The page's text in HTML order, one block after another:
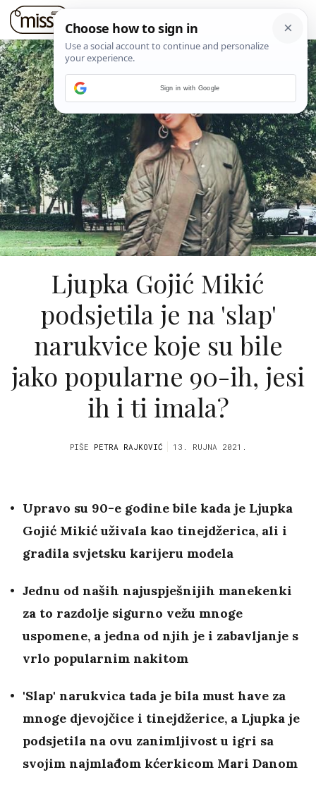
Ljupka Gojić Mikić
podsjetila je na 'slap'
narukvice koje su bile
jako popularne 90-ih, jesi
ih i ti imala?
PIŠE PETRA RAJKOVIĆ 13. RUJNA 2021.
Upravo su 90-e godine bile kada je Ljupka
Gojić Mikić uživala kao tinejdžerica, ali i
gradila svjetsku karijeru modela
Jednu od naših najuspješnijih manekenki
za to razdolje sigurno vežu mnoge
uspomene, a jedna od njih je i zabavljanje s
vrlo popularnim nakitom
'Slap' narukvica tada je bila must have za
mnoge djevojčice i tinejdžerice, a Ljupka je
podsjetila na ovu zanimljivost u igri sa
svojim najmlađom kćerkicom Mari Danom
Sign in with Google